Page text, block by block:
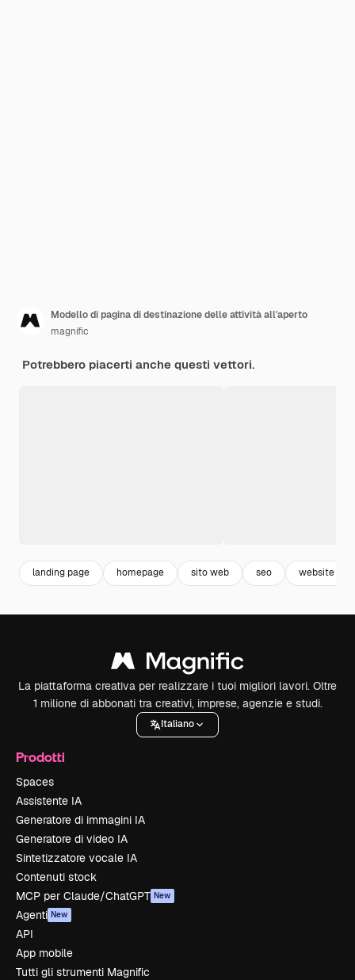
Modello di pagina di destinazione delle attività all'aperto
magnific
Potrebbero piacerti anche questi vettori.
landing page homepage sito web seo website
La piattaforma creativa per realizzare i tuoi migliori lavori. Oltre
1 milione di abbonati tra creativi, imprese, agenzie e studi.
Italiano
Prodotti
Spaces
Assistente IA
Generatore di immagini IA
Generatore di video IA
Sintetizzatore vocale IA
Contenuti stock
MCP per Claude/ChatGPT New
Agenti New
API
App mobile
Tutti gli strumenti Magnific